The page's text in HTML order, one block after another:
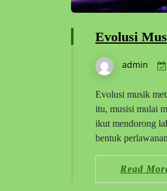
Evolusi
admin
Evolusi musik
itu, musisi mulai
ikut mendorong
bentuk
Read